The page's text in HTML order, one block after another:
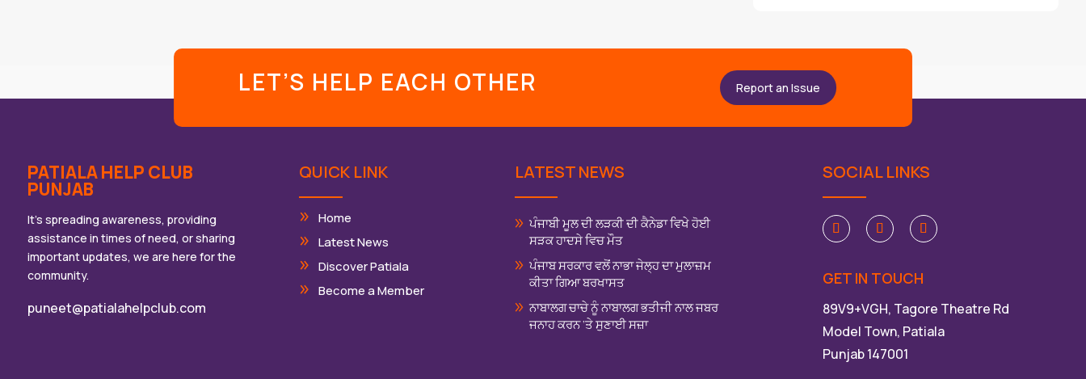
LET’S HELP EACH OTHER Report an Issue
PATIALA HELP CLUB
PUNJAB
It’s spreading awareness, providing
assistance in times of need, or sharing
important updates, we are here for the
community.
puneet@patialahelpclub.com
QUICK LINK
Home
Latest News
Discover Patiala
Become a Member
LATEST NEWS
ਪੰਜਾਬੀ ਮੂਲ ਦੀ ਲੜਕੀ ਦੀ ਕੈਨੇਡਾ ਵਿਖੇ ਹੋਈ
ਸੜਕ ਹਾਦਸੇ ਵਿਚ ਮੌਤ
ਪੰਜਾਬ ਸਰਕਾਰ ਵਲੋਂ ਨਾਭਾ ਜੇਲ੍ਹ ਦਾ ਮੁਲਾਜ਼ਮ
ਕੀਤਾ ਗਿਆ ਬਰਖਾਸਤ
ਨਾਬਾਲਗ ਚਾਚੇ ਨੂੰ ਨਾਬਾਲਗ ਭਤੀਜੀ ਨਾਲ ਜਬਰ
ਜਨਾਹ ਕਰਨ ‘ਤੇ ਸੁਣਾਈ ਸਜ਼ਾ
SOCIAL LINKS
GET IN TOUCH
89V9+VGH, Tagore Theatre Rd
Model Town, Patiala
Punjab 147001